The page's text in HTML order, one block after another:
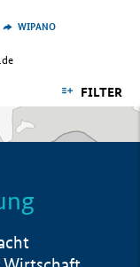
WIPANO
FILTER